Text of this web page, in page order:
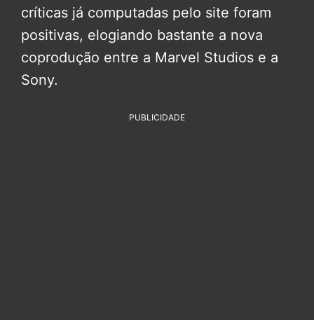
críticas já computadas pelo site foram
positivas, elogiando bastante a nova
coprodução entre a Marvel Studios e a
Sony.
PUBLICIDADE